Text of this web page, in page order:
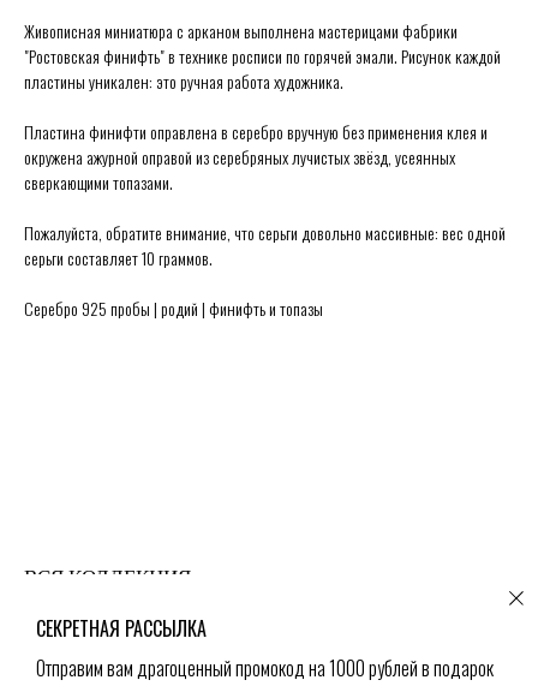
СЕКРЕТНАЯ РАССЫЛКА
Отправим вам драгоценный промокод на 1000 рублей в подарок
Живописная миниатюра с арканом выполнена мастерицами фабрики
"Ростовская финифть" в технике росписи по горячей эмали. Рисунок каждой
пластины уникален: это ручная работа художника.
Пластина финифти оправлена в серебро вручную без применения клея и
окружена ажурной оправой из серебряных лучистых звёзд, усеянных
сверкающими топазами.
Пожалуйста, обратите внимание, что серьги довольно массивные: вес одной
серьги составляет 10 граммов.
Серебро 925 пробы | родий | финифть и топазы
ВСЯ КОЛЛЕКЦИЯ
Secrets в Москве:Сытинский переулок 8/2
+7 (926) 231-20-26
+7 (925) 023-90-47
hello@secrets-jewelry.ru
СЕРЬГИ
КОЛЬЕ
ГДЕ КУПИТЬ
ПРАВИЛА ПРОДАЖИ